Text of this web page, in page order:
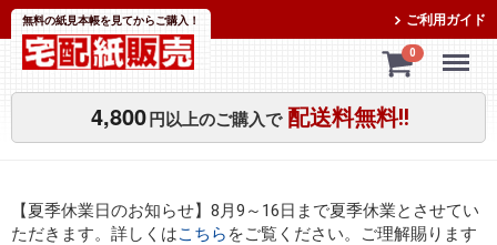
ご利用ガイド
無料の紙見本帳を見てからご購入！
0
4,800 円以上のご購入で 配送料無料!!
Menu
【夏季休業日のお知らせ】8月9～16日まで夏季休業とさせてい
ただきます。詳しくはこちら をご覧ください。ご理解賜ります